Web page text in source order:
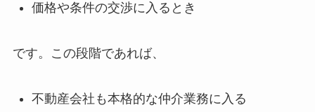
価格や条件の交渉に入るとき
です。この段階であれば、
不動産会社も本格的な仲介業務に入る